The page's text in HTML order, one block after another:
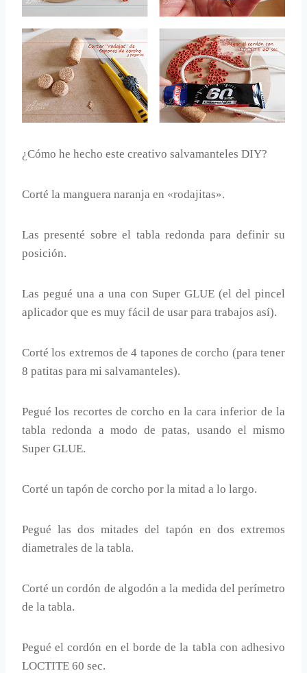
¿Cómo he hecho este creativo salvamanteles DIY?
Corté la manguera naranja en «rodajitas».
Las presenté sobre el tabla redonda para definir su
posición.
Las pegué una a una con Super GLUE (el del pincel
aplicador que es muy fácil de usar para trabajos así).
Corté los extremos de 4 tapones de corcho (para tener
8 patitas para mi salvamanteles).
Pegué los recortes de corcho en la cara inferior de la
tabla redonda a modo de patas, usando el mismo
Super GLUE.
Corté un tapón de corcho por la mitad a lo largo.
Pegué las dos mitades del tapón en dos extremos
diametrales de la tabla.
Corté un cordón de algodón a la medida del perímetro
de la tabla.
Pegué el cordón en el borde de la tabla con adhesivo
LOCTITE 60 sec.